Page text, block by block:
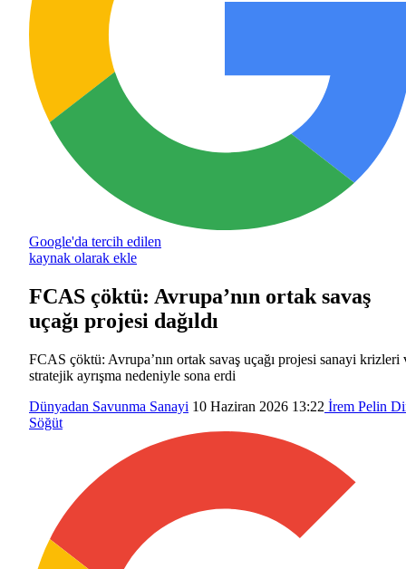
Google'da tercih edilen
kaynak olarak ekle
FCAS çöktü: Avrupa’nın ortak savaş
uçağı projesi dağıldı
FCAS çöktü: Avrupa’nın ortak savaş uçağı projesi sanayi krizleri
stratejik ayrışma nedeniyle sona erdi
Dünyadan Savunma Sanayi 10 Haziran 2026 13:22 İrem Pelin
Söğüt